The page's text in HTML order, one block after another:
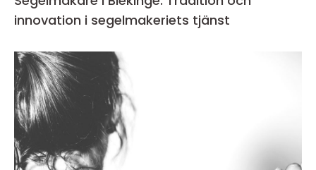
innovation i segelmakeriets tjänst